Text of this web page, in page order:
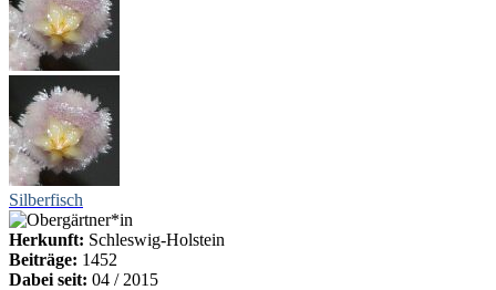
Silberfisch
Herkunft: Schleswig-Holstein
Beiträge: 1452
Dabei seit: 04 / 2015